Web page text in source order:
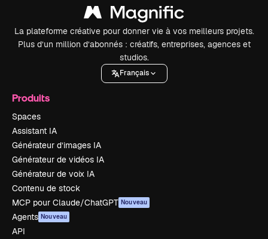
La plateforme créative pour donner vie à vos meilleurs projets.
Plus d’un million d’abonnés : créatifs, entreprises, agences et
studios.
Français
Produits
Spaces
Assistant IA
Générateur d’images IA
Générateur de vidéos IA
Générateur de voix IA
Contenu de stock
MCP pour Claude/ChatGPT Nouveau
Agents Nouveau
API